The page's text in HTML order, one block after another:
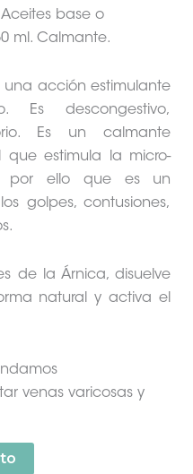
base o
ml. Calmante.
acción estimulante
Es descongestivo,
Es un calmante
que estimula la micro-
por ello que es un
golpes, contusiones,
de la Árnica, disuelve
natural y activa el
venas varicosas y